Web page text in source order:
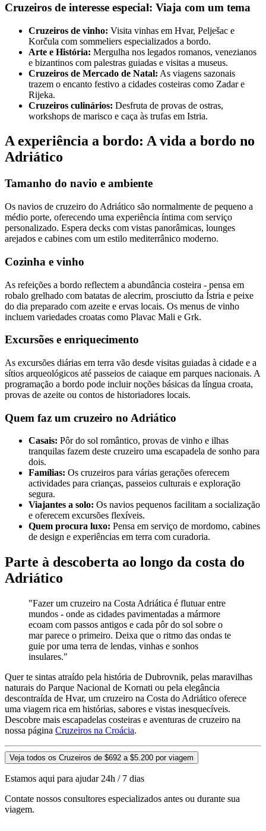
Cruzeiros de interesse especial: Viaja com um tema
Cruzeiros de vinho: Visita vinhas em Hvar, Pelješac e
Korčula com sommeliers especializados a bordo.
Arte e História: Mergulha nos legados romanos, venezianos
e bizantinos com palestras guiadas e visitas a museus.
Cruzeiros de Mercado de Natal: As viagens sazonais
trazem o encanto festivo a cidades costeiras como Zadar e
Rijeka.
Cruzeiros culinários: Desfruta de provas de ostras,
workshops de marisco e caça às trufas em Istria.
A experiência a bordo: A vida a bordo no
Adriático
Tamanho do navio e ambiente
Os navios de cruzeiro do Adriático são normalmente de pequeno a
médio porte, oferecendo uma experiência íntima com serviço
personalizado. Espera decks com vistas panorâmicas, lounges
arejados e cabines com um estilo mediterrânico moderno.
Cozinha e vinho
As refeições a bordo reflectem a abundância costeira - pensa em
robalo grelhado com batatas de alecrim, prosciutto da Ístria e peixe
do dia preparado com azeite e ervas locais. Os menus de vinho
incluem variedades croatas como Plavac Mali e Grk.
Excursões e enriquecimento
As excursões diárias em terra vão desde visitas guiadas à cidade e a
sítios arqueológicos até passeios de caiaque em parques nacionais. A
programação a bordo pode incluir noções básicas da língua croata,
provas de azeite ou contos de historiadores locais.
Quem faz um cruzeiro no Adriático
Casais: Pôr do sol romântico, provas de vinho e ilhas
tranquilas fazem deste cruzeiro uma escapadela de sonho para
dois.
Famílias: Os cruzeiros para várias gerações oferecem
actividades para crianças, passeios culturais e exploração
segura.
Viajantes a solo: Os navios pequenos facilitam a socialização
e oferecem excursões flexíveis.
Quem procura luxo: Pensa em serviço de mordomo, cabines
de design e experiências em terra com curadoria.
Parte à descoberta ao longo da costa do
Adriático
"Fazer um cruzeiro na Costa Adriática é flutuar entre
mundos - onde as cidades pavimentadas a mármore
ecoam com passos antigos e cada pôr do sol sobre o
mar parece o primeiro. Deixa que o ritmo das ondas te
guie por uma terra de lendas, vinhas e sonhos
insulares."
Quer te sintas atraído pela história de Dubrovnik, pelas maravilhas
naturais do Parque Nacional de Kornati ou pela elegância
descontraída de Hvar, um cruzeiro na Costa do Adriático oferece
uma viagem rica em histórias, sabores e vistas inesquecíveis.
Descobre mais escapadelas costeiras e aventuras de cruzeiro na
nossa página Cruzeiros na Croácia.
Veja todos os Cruzeiros de $692 a $5.200 por viagem
Estamos aqui para ajudar 24h / 7 dias
Contate nossos consultores especializados antes ou durante sua
viagem.